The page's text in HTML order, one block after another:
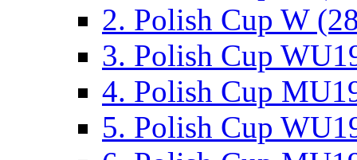
2. Polish Cup W
3. Polish Cup
4. Polish Cup
5. Polish Cup